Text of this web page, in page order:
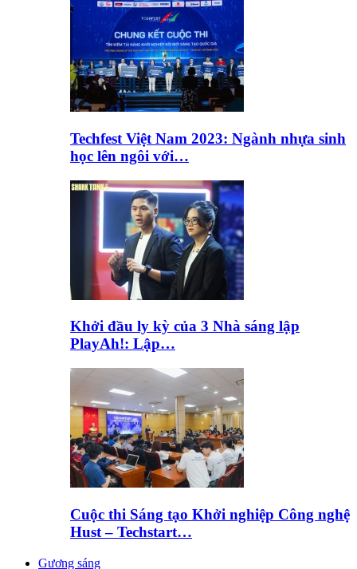
Techfest Việt Nam 2023: Ngành nhựa sinh
học lên ngôi với…
Khởi đầu ly kỳ của 3 Nhà sáng lập
PlayAh!: Lập…
Cuộc thi Sáng tạo Khởi nghiệp Công nghệ
Hust – Techstart…
Gương sáng